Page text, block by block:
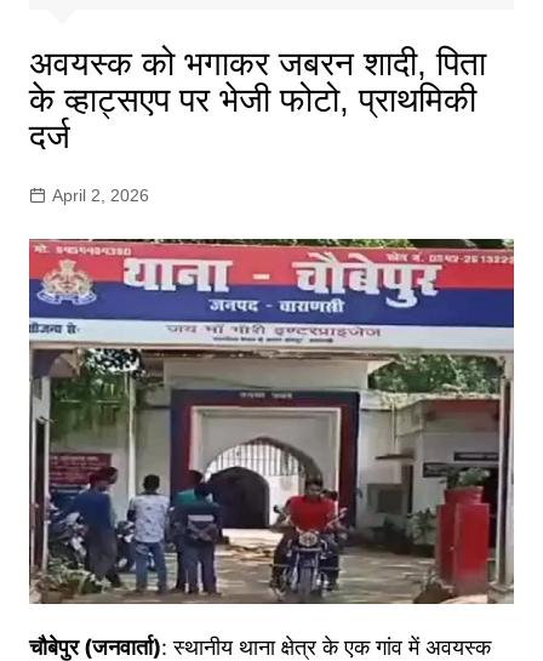
अवयस्क को भगाकर जबरन शादी, पिता
के व्हाट्सएप पर भेजी फोटो, प्राथमिकी
दर्ज
April 2, 2026
चौबेपुर (जनवार्ता): स्थानीय थाना क्षेत्र के एक गांव में अवयस्क